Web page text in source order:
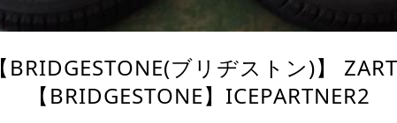
【BRIDGESTONE(ブリヂストン)】
【BRIDGESTONE】ICEPARTNER2